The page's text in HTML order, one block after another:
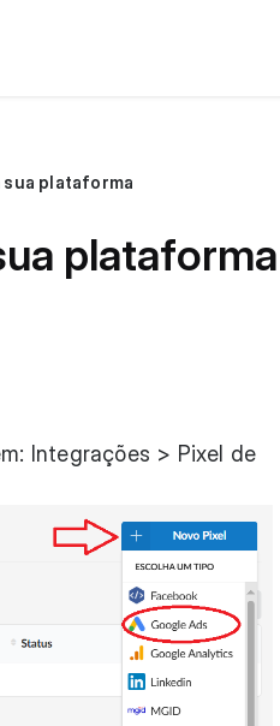
sua plataforma
plataforma
Integrações > Pixel de